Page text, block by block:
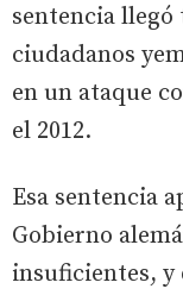
sentencia
ciudadanos
en un ataque
el 2012.
Esa sentencia
Gobierno
insuficientes,